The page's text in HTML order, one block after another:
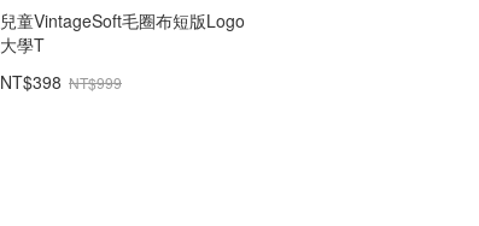
兒童VintageSoft毛圈布短版Logo
大學T
NT$398 NT$999